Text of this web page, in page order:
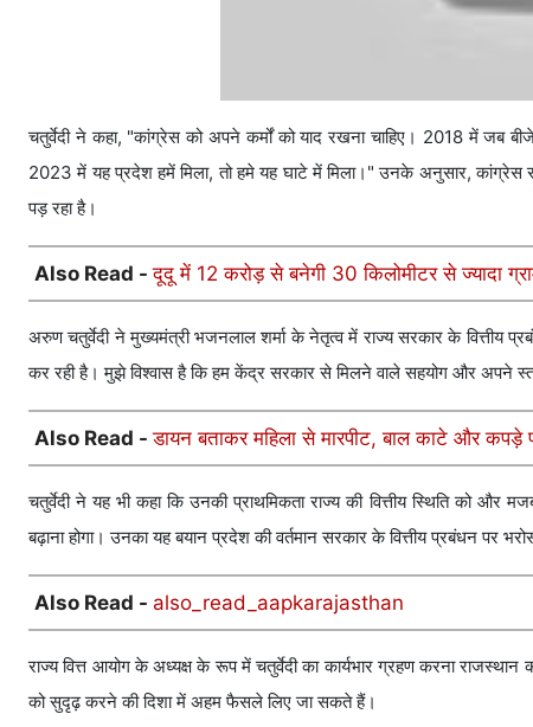
चतुर्वेदी ने कहा, "कांग्रेस को अपने कर्मों को याद रखना चाहिए। 2018 में जब
2023 में यह प्रदेश हमें मिला, तो हमे यह घाटे में मिला।" उनके अनुसार, कांग्रेस
पड़ रहा है।
Also Read -दूदू में 12 करोड़ से बनेगी 30 किलोमीटर से ज्यादा
अरुण चतुर्वेदी ने मुख्यमंत्री भजनलाल शर्मा के नेतृत्व में राज्य सरकार के वित्तीय
कर रही है। मुझे विश्वास है कि हम केंद्र सरकार से मिलने वाले सहयोग और अपने
Also Read -डायन बताकर महिला से मारपीट, बाल काटे और
चतुर्वेदी ने यह भी कहा कि उनकी प्राथमिकता राज्य की वित्तीय स्थिति को
बढ़ाना होगा। उनका यह बयान प्रदेश की वर्तमान सरकार के वित्तीय प्रबंधन पर
Also Read - also_read_aapkarajasthan
राज्य वित्त आयोग के अध्यक्ष के रूप में चतुर्वेदी का कार्यभार ग्रहण करना
को सुदृढ़ करने की दिशा में अहम फैसले लिए जा सकते हैं।